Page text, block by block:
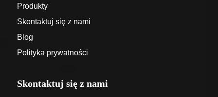
Produkty
Skontaktuj się z nami
Blog
Polityka prywatności
Skontaktuj się z nami